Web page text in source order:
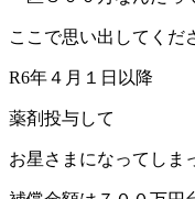
ここで思い出してくだ
R6年４月１日以降
薬剤投与して
お星さまになってしま